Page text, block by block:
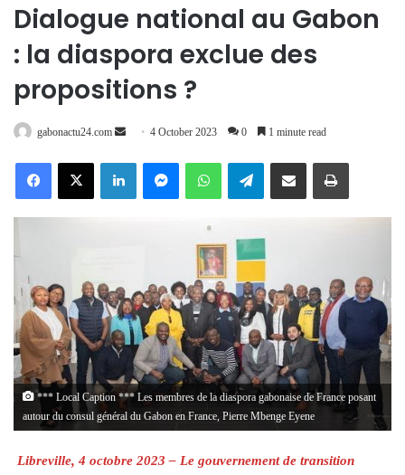
Dialogue national au Gabon
: la diaspora exclue des
propositions ?
gabonactu24.com
Send 4 October 2023 0 1 minute read
FacebookX LinkedInMessengerWhatsAppTelegramShare via Email Print
*** Local Caption *** Les membres de la diaspora gabonaise de France posant
autour du consul général du Gabon en France, Pierre Mbenge Eyene
Libreville, 4 octobre 2023 – Le gouvernement de transition